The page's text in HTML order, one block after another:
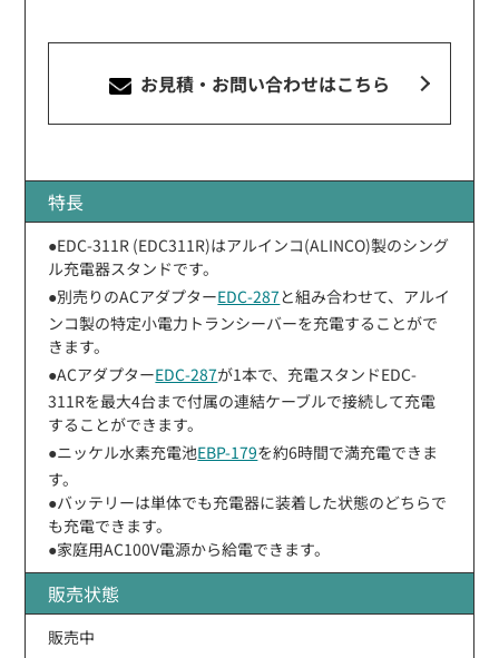
お見積・お問い合わせはこちら
特長
●EDC-311R (EDC311R)はアルインコ(ALINCO)製のシング
ル充電器スタンドです。
●別売りのACアダプターEDC-287と組み合わせて、アルイ
ンコ製の特定小電力トランシーバーを充電することがで
きます。
●ACアダプターEDC-287が1本で、充電スタンドEDC-
311Rを最大4台まで付属の連結ケーブルで接続して充電
することができます。
●ニッケル水素充電池EBP-179を約6時間で満充電できま
す。
●バッテリーは単体でも充電器に装着した状態のどちらで
も充電できます。
●家庭用AC100V電源から給電できます。
販売状態
販売中